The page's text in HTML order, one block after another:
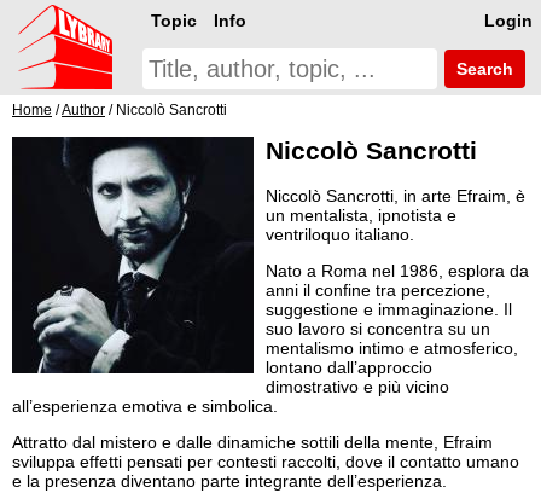
Login
Topic Info
Search
Home /Author / Niccolò Sancrotti
Niccolò Sancrotti
Niccolò Sancrotti, in arte Efraim, è
un mentalista, ipnotista e
ventriloquo italiano.
Nato a Roma nel 1986, esplora da
anni il confine tra percezione,
suggestione e immaginazione. Il
suo lavoro si concentra su un
mentalismo intimo e atmosferico,
lontano dall’approccio
dimostrativo e più vicino
all’esperienza emotiva e simbolica.
Attratto dal mistero e dalle dinamiche sottili della mente, Efraim
sviluppa effetti pensati per contesti raccolti, dove il contatto umano
e la presenza diventano parte integrante dell’esperienza.